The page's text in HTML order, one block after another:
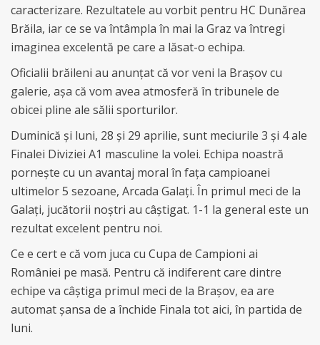
caracterizare. Rezultatele au vorbit pentru HC Dunărea
Brăila, iar ce se va întâmpla în mai la Graz va întregi
imaginea excelentă pe care a lăsat-o echipa.
Oficialii brăileni au anunțat că vor veni la Brașov cu
galerie, așa că vom avea atmosferă în tribunele de
obicei pline ale sălii sporturilor.
Duminică și luni, 28 și 29 aprilie, sunt meciurile 3 și 4 ale
Finalei Diviziei A1 masculine la volei. Echipa noastră
pornește cu un avantaj moral în fața campioanei
ultimelor 5 sezoane, Arcada Galați. În primul meci de la
Galați, jucătorii noștri au câștigat. 1-1 la general este un
rezultat excelent pentru noi.
Ce e cert e că vom juca cu Cupa de Campioni ai
României pe masă. Pentru că indiferent care dintre
echipe va câștiga primul meci de la Brașov, ea are
automat șansa de a închide Finala tot aici, în partida de
luni.